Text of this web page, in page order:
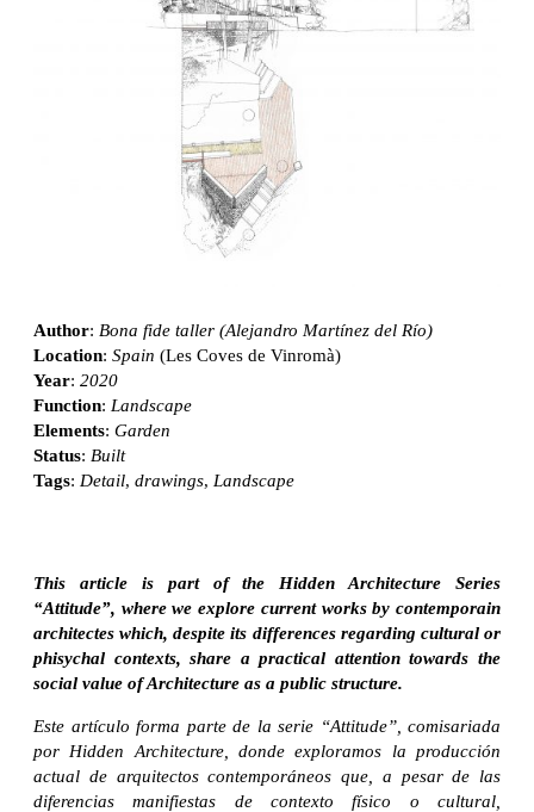
Author: Bona fide taller (Alejandro Martínez del Río)
Location: Spain (Les Coves de Vinromà)
Year: 2020
Function: Landscape
Elements: Garden
Status: Built
Tags: Detail, drawings, Landscape
This article is part of the Hidden Architecture Series
“Attitude”, where we explore current works by contemporain
architectes which, despite its differences regarding cultural or
phisychal contexts, share a practical attention towards the
social value of Architecture as a public structure.
Este artículo forma parte de la serie “Attitude”, comisariada
por Hidden Architecture, donde exploramos la producción
actual de arquitectos contemporáneos que, a pesar de las
diferencias manifiestas de contexto físico o cultural,